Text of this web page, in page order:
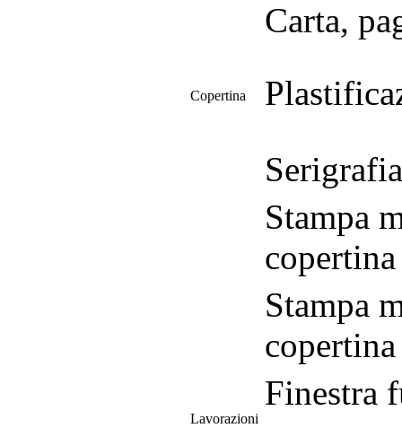
Carta,
Copertina
Lavorazioni
Stampa
copertina
Stampa
copertina
Finestra